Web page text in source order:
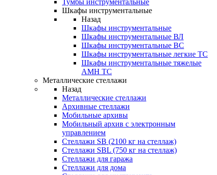
Тумбы инструментальные
Шкафы инструментальные
Назад
Шкафы инструментальные
Шкафы инструментальные ВЛ
Шкафы инструментальные ВС
Шкафы инструментальные легкие ТС
Шкафы инструментальные тяжелые
AMH TC
Металлические стеллажи
Назад
Металлические стеллажи
Архивные стеллажи
Мобильные архивы
Мобильный архив с электронным
управлением
Стеллажи SB (2100 кг на стеллаж)
Стеллажи SBL (750 кг на стеллаж)
Стеллажи для гаража
Стеллажи для дома